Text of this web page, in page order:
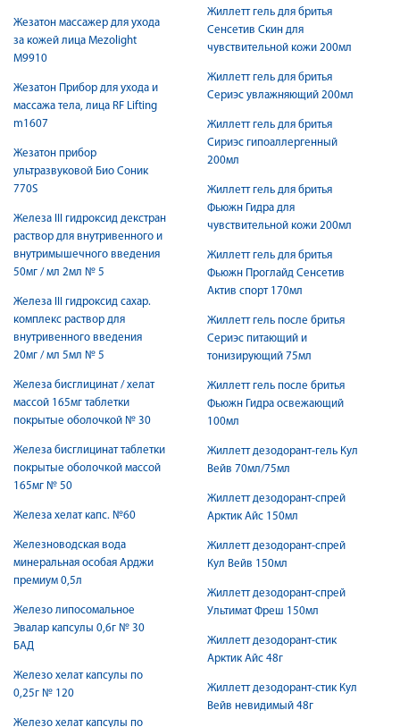
Жезатон массажер для ухода
за кожей лица Mezolight
M9910
Жезатон Прибор для ухода и
массажа тела, лица RF Lifting
m1607
Жезатон прибор
ультразвуковой Био Соник
770S
Железа III гидроксид декстран
раствор для внутривенного и
внутримышечного введения
50мг / мл 2мл № 5
Железа III гидроксид сахар.
комплекс раствор для
внутривенного введения
20мг / мл 5мл № 5
Железа бисглицинат / хелат
массой 165мг таблетки
покрытые оболочкой № 30
Железа бисглицинат таблетки
покрытые оболочкой массой
165мг № 50
Железа хелат капс. №60
Железноводская вода
минеральная особая Арджи
премиум 0,5л
Железо липосомальное
Эвалар капсулы 0,6г № 30
БАД
Железо хелат капсулы по
0,25г № 120
Железо хелат капсулы по
Жиллетт гель для бритья
Сенсетив Скин для
чувствительной кожи 200мл
Жиллетт гель для бритья
Сериэс увлажняющий 200мл
Жиллетт гель для бритья
Сириэс гипоаллергенный
200мл
Жиллетт гель для бритья
Фьюжн Гидра для
чувствительной кожи 200мл
Жиллетт гель для бритья
Фьюжн Проглайд Сенсетив
Актив спорт 170мл
Жиллетт гель после бритья
Сериэс питающий и
тонизирующий 75мл
Жиллетт гель после бритья
Фьюжн Гидра освежающий
100мл
Жиллетт дезодорант-гель Кул
Вейв 70мл/75мл
Жиллетт дезодорант-спрей
Арктик Айс 150мл
Жиллетт дезодорант-спрей
Кул Вейв 150мл
Жиллетт дезодорант-спрей
Ультимат Фреш 150мл
Жиллетт дезодорант-стик
Арктик Айс 48г
Жиллетт дезодорант-стик Кул
Вейв невидимый 48г